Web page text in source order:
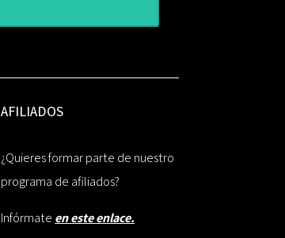
AFILIADOS
¿Quieres formar parte de nuestro
programa de afiliados?
Infórmate en este enlace.